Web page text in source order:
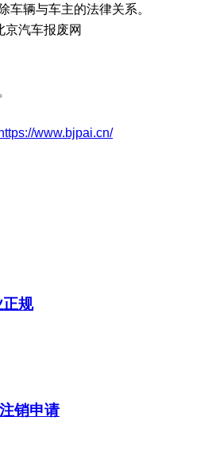
辆与车主的法律关系。
https://www.bjpai.cn/
规
销申请